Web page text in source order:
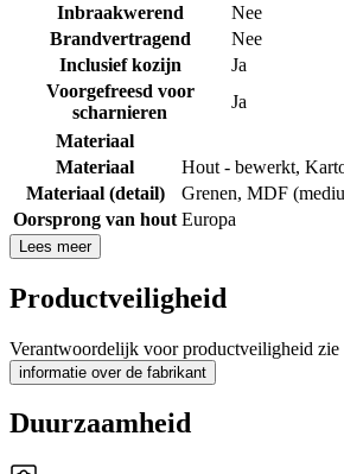
Inbraakwerend
Nee
Brandvertragend
Nee
Inclusief kozijn
Ja
Voorgefreesd voor
scharnieren
Ja
Materiaal
Materiaal
Hout - bewerkt,
Materiaal (detail)
Grenen, MDF
Oorsprong van hout Europa
Lees meer
Productveiligheid
Verantwoordelijk voor productveiligheid zie
informatie over de fabrikant
Duurzaamheid